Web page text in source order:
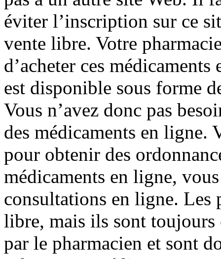
éviter l’inscription sur ce
vente libre. Votre
d’acheter ces
est disponible sous forme
Vous n’avez donc pas
des médicaments en ligne.
pour obtenir des
médicaments en ligne,
consultations en ligne. Les
libre, mais ils sont
par le pharmacien et sont